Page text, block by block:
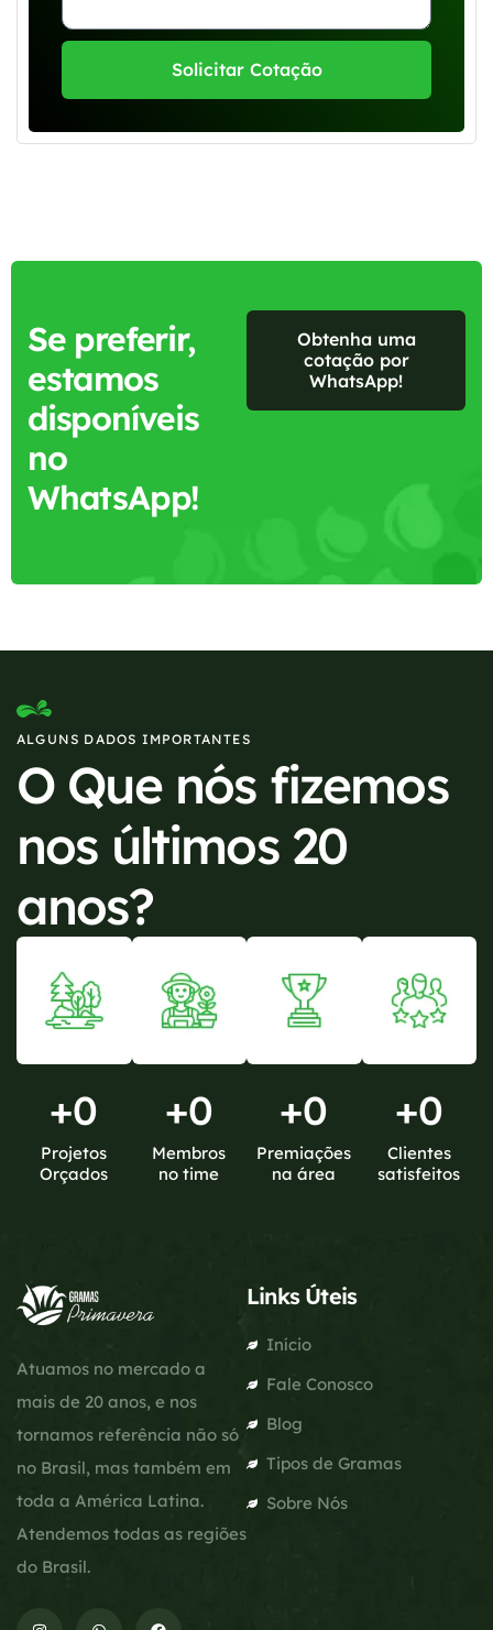
Solicitar Cotação
Se preferir,
estamos
disponíveis
no
WhatsApp!
Obtenha uma
cotação por
WhatsApp!
ALGUNS DADOS IMPORTANTES
O Que nós fizemos
nos últimos 20
anos?
+0
Projetos
Orçados
+0
Membros
no time
+0
Premiações
na área
+0
Clientes
satisfeitos
Atuamos no mercado a
mais de 20 anos, e nos
tornamos referência não só
no Brasil, mas também em
toda a América Latina.
Atendemos todas as regiões
do Brasil.
Links Úteis
Início
Fale Conosco
Blog
Tipos de Gramas
Sobre Nós